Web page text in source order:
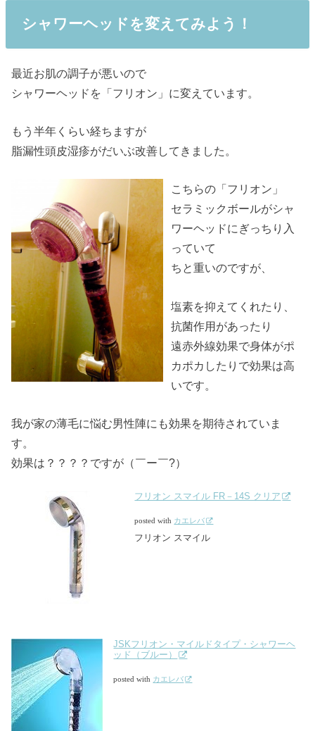
シャワーヘッドを変えてみよう！
最近お肌の調子が悪いので
シャワーヘッドを「フリオン」に変えています。
もう半年くらい経ちますが
脂漏性頭皮湿疹がだいぶ改善してきました。
こちらの「フリオン」
セラミックボールがシャ
ワーヘッドにぎっちり入
っていて
ちと重いのですが、
塩素を抑えてくれたり、
抗菌作用があったり
遠赤外線効果で身体がポ
カポカしたりで効果は高
いです。
我が家の薄毛に悩む男性陣にも効果を期待されていま
す。
効果は？？？？ですが（￣ー￣?）
フリオン スマイル FR－14S クリア
posted with カエレバ
フリオン スマイル
JSKフリオン・マイルドタイプ・シャワーヘ
ッド（ブルー）
posted with カエレバ